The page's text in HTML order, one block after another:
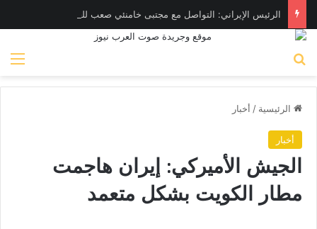
الرئيس الإيراني: التواصل مع مجتبى خامنئي صعب للغاية حالياً
الرئيسية / أخبار
أخبار
الجيش الأميركي: إيران هاجمت
مطار الكويت بشكل متعمد